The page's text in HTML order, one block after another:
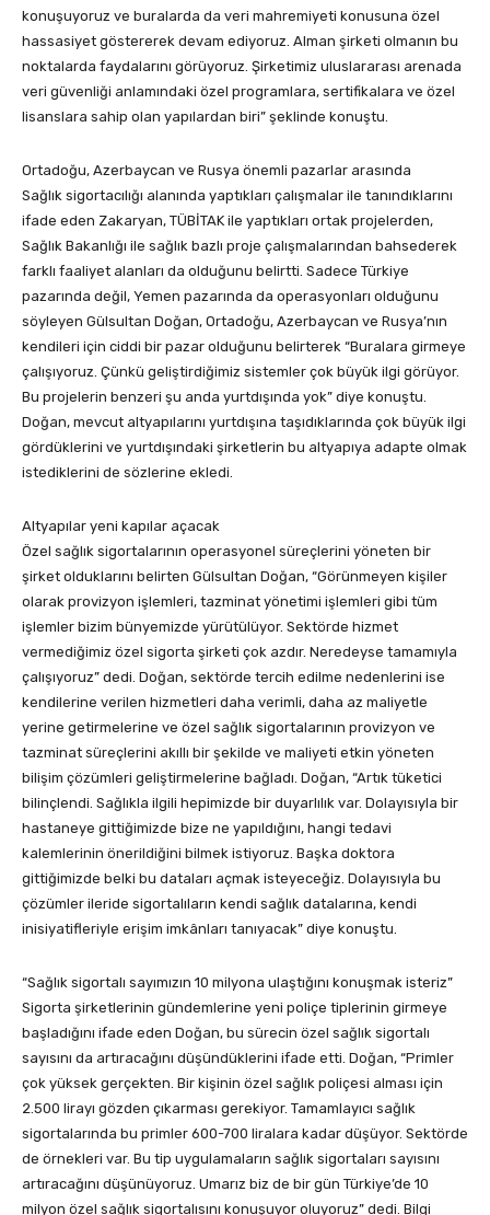
konuşuyoruz ve buralarda da veri mahremiyeti konusuna özel
hassasiyet göstererek devam ediyoruz. Alman şirketi olmanın bu
noktalarda faydalarını görüyoruz. Şirketimiz uluslararası arenada
veri güvenliği anlamındaki özel programlara, sertifikalara ve özel
lisanslara sahip olan yapılardan biri” şeklinde konuştu.
Ortadoğu, Azerbaycan ve Rusya önemli pazarlar arasında
Sağlık sigortacılığı alanında yaptıkları çalışmalar ile tanındıklarını
ifade eden Zakaryan, TÜBİTAK ile yaptıkları ortak projelerden,
Sağlık Bakanlığı ile sağlık bazlı proje çalışmalarından bahsederek
farklı faaliyet alanları da olduğunu belirtti. Sadece Türkiye
pazarında değil, Yemen pazarında da operasyonları olduğunu
söyleyen Gülsultan Doğan, Ortadoğu, Azerbaycan ve Rusya’nın
kendileri için ciddi bir pazar olduğunu belirterek “Buralara girmeye
çalışıyoruz. Çünkü geliştirdiğimiz sistemler çok büyük ilgi görüyor.
Bu projelerin benzeri şu anda yurtdışında yok” diye konuştu.
Doğan, mevcut altyapılarını yurtdışına taşıdıklarında çok büyük ilgi
gördüklerini ve yurtdışındaki şirketlerin bu altyapıya adapte olmak
istediklerini de sözlerine ekledi.
Altyapılar yeni kapılar açacak
Özel sağlık sigortalarının operasyonel süreçlerini yöneten bir
şirket olduklarını belirten Gülsultan Doğan, “Görünmeyen kişiler
olarak provizyon işlemleri, tazminat yönetimi işlemleri gibi tüm
işlemler bizim bünyemizde yürütülüyor. Sektörde hizmet
vermediğimiz özel sigorta şirketi çok azdır. Neredeyse tamamıyla
çalışıyoruz” dedi. Doğan, sektörde tercih edilme nedenlerini ise
kendilerine verilen hizmetleri daha verimli, daha az maliyetle
yerine getirmelerine ve özel sağlık sigortalarının provizyon ve
tazminat süreçlerini akıllı bir şekilde ve maliyeti etkin yöneten
bilişim çözümleri geliştirmelerine bağladı. Doğan, “Artık tüketici
bilinçlendi. Sağlıkla ilgili hepimizde bir duyarlılık var. Dolayısıyla bir
hastaneye gittiğimizde bize ne yapıldığını, hangi tedavi
kalemlerinin önerildiğini bilmek istiyoruz. Başka doktora
gittiğimizde belki bu dataları açmak isteyeceğiz. Dolayısıyla bu
çözümler ileride sigortalıların kendi sağlık datalarına, kendi
inisiyatifleriyle erişim imkânları tanıyacak” diye konuştu.
“Sağlık sigortalı sayımızın 10 milyona ulaştığını konuşmak isteriz”
Sigorta şirketlerinin gündemlerine yeni poliçe tiplerinin girmeye
başladığını ifade eden Doğan, bu sürecin özel sağlık sigortalı
sayısını da artıracağını düşündüklerini ifade etti. Doğan, “Primler
çok yüksek gerçekten. Bir kişinin özel sağlık poliçesi alması için
2.500 lirayı gözden çıkarması gerekiyor. Tamamlayıcı sağlık
sigortalarında bu primler 600-700 liralara kadar düşüyor. Sektörde
de örnekleri var. Bu tip uygulamaların sağlık sigortaları sayısını
artıracağını düşünüyoruz. Umarız biz de bir gün Türkiye’de 10
milyon özel sağlık sigortalısını konuşuyor oluyoruz” dedi. Bilgi